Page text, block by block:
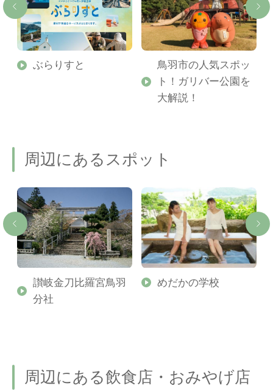
ぶらりすと
鳥羽市の人気スポッ
ト！ガリバー公園を
大解説！
周辺にあるスポット
讃岐金刀比羅宮鳥羽
分社
めだかの学校
周辺にある飲食店・おみやげ店